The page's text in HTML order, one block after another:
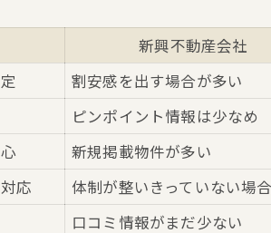
新興不動産会社
割安感を出す場合が多い
ピンポイント情報は少なめ
新規掲載物件が多い
応
体制が整いきっていない場
口コミ情報がまだ少ない